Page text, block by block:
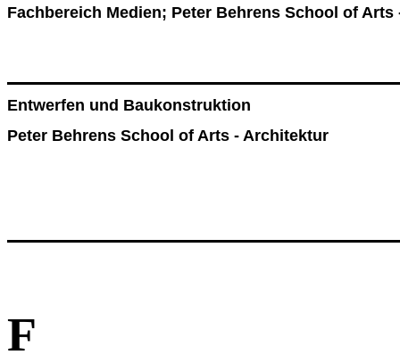
Fachbereich Medien; Peter Behrens School of Arts
Entwerfen und Baukonstruktion
Peter Behrens School of Arts - Architektur
F